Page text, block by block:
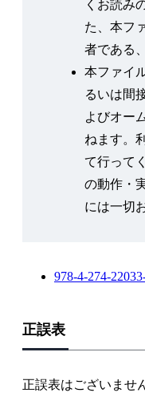
3.4 畳み込みニュー
3.4.1 畳み込みニュ
3.4.2 畳み込みニュ
3.4.3 CNNによる単
第4章 文生成と深
4.1 リカレントニュ
4.1.1 ニューラルネ
4.1.2 リカレントニ
4.2 RNNの実装
4.3 RNNによる文生
4.3.2 文生成実験の
付 録
uniqc.c
くお読み
た、本フ
者である
本ファイ
るいは間
よびオー
ねます。
て行って
の動作・
には一切
978-4-274-
正誤表
正誤表はございませ